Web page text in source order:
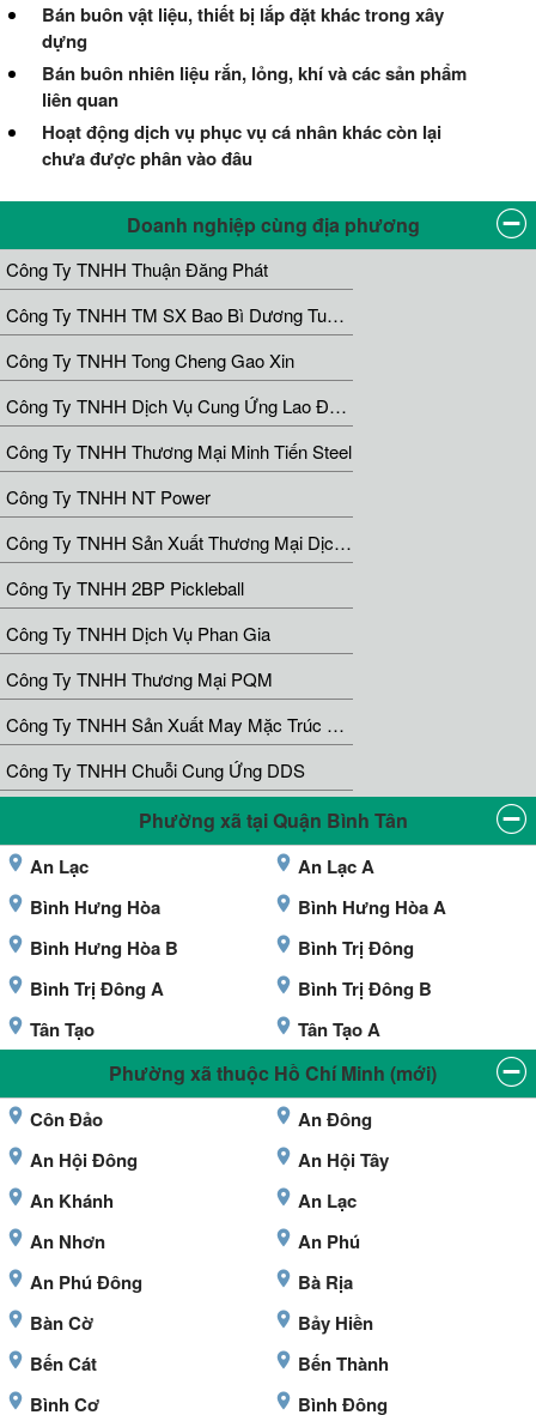
Bán buôn vật liệu, thiết bị lắp đặt khác trong xây
dựng
Bán buôn nhiên liệu rắn, lỏng, khí và các sản phẩm
liên quan
Hoạt động dịch vụ phục vụ cá nhân khác còn lại
chưa được phân vào đâu
Doanh nghiệp cùng địa phương
Công Ty TNHH Thuận Đăng Phát
Công Ty TNHH TM SX Bao Bì Dương Tuấn Phát
Công Ty TNHH Tong Cheng Gao Xin
Công Ty TNHH Dịch Vụ Cung Ứng Lao Động Lộc Phát
Công Ty TNHH Thương Mại Minh Tiến Steel
Công Ty TNHH NT Power
Công Ty TNHH Sản Xuất Thương Mại Dịch Vụ Màn Rèm Duy Khải
Công Ty TNHH 2BP Pickleball
Công Ty TNHH Dịch Vụ Phan Gia
Công Ty TNHH Thương Mại PQM
Công Ty TNHH Sản Xuất May Mặc Trúc Sinh
Công Ty TNHH Chuỗi Cung Ứng DDS
Phường xã tại Quận Bình Tân
An Lạc
An Lạc A
Bình Hưng Hòa
Bình Hưng Hòa A
Bình Hưng Hòa B
Bình Trị Đông
Bình Trị Đông A
Bình Trị Đông B
Tân Tạo
Tân Tạo A
Phường xã thuộc Hồ Chí Minh (mới)
Côn Đảo
An Đông
An Hội Đông
An Hội Tây
An Khánh
An Lạc
An Nhơn
An Phú
An Phú Đông
Bà Rịa
Bàn Cờ
Bảy Hiền
Bến Cát
Bến Thành
Bình Cơ
Bình Đông